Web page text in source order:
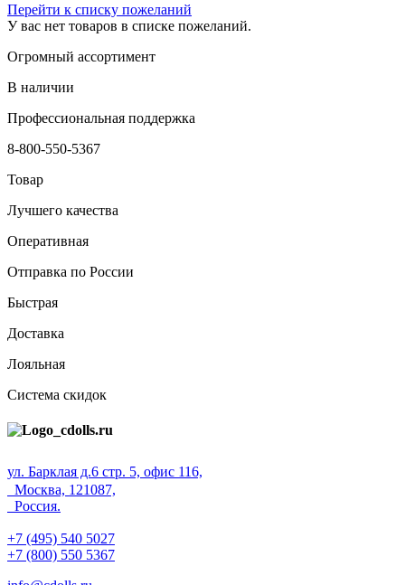
Перейти к списку пожеланий
У вас нет товаров в списке пожеланий.
Огромный ассортимент
В наличии
Профессиональная поддержка
8-800-550-5367
Товар
Лучшего качества
Оперативная
Отправка по России
Быстрая
Доставка
Лояльная
Система скидок
ул. Барклая д.6 стр. 5, офис 116,
Москва, 121087,
Россия.
+7 (495) 540 5027
+7 (800) 550 5367